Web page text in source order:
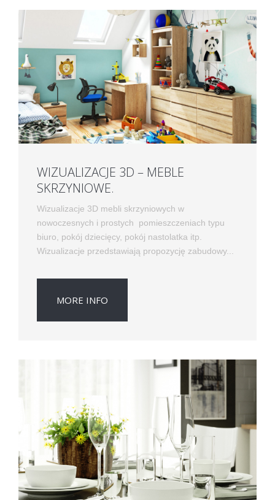
WIZUALIZACJE 3D – MEBLE
SKRZYNIOWE.
Wizualizacje 3D mebli skrzyniowych w
nowoczesnych i prostych pomieszczeniach typu
biuro, pokój dziecięcy, pokój nastolatka itp.
Wizualizacje przedstawiają propozycję zabudowy...
MORE INFO